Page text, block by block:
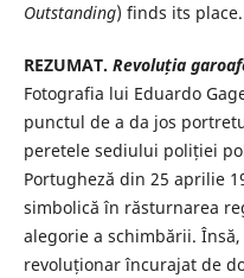
Outstanding) finds its place.
REZUMAT. Revoluția
Fotografia lui Eduardo
punctul de a da jos
peretele sediului poliției
Portugheză din 25 aprilie
simbolică în răsturnarea
alegorie a schimbării.
revoluționar încurajat de